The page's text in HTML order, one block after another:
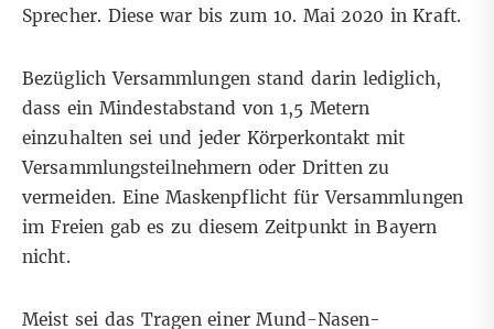
Sprecher. Diese war bis zum 10. Mai 2020 in Kraft.
Bezüglich Versammlungen stand darin lediglich,
dass ein Mindestabstand von 1,5 Metern
einzuhalten sei und jeder Körperkontakt mit
Versammlungsteilnehmern oder Dritten zu
vermeiden. Eine Maskenpflicht für Versammlungen
im Freien gab es zu diesem Zeitpunkt in Bayern
nicht.
Meist sei das Tragen einer Mund-Nasen-